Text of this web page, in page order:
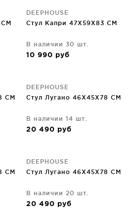
DEEPHOUSE
Стул Капри 47X59X83 CM
В наличии 30 шт.
10 990 руб
CM
DEEPHOUSE
Стул Лугано 46X45X78 CM
В наличии 14 шт.
20 490 руб
CM
DEEPHOUSE
Стул Лугано 46X45X78 CM
В наличии 20 шт.
20 490 руб